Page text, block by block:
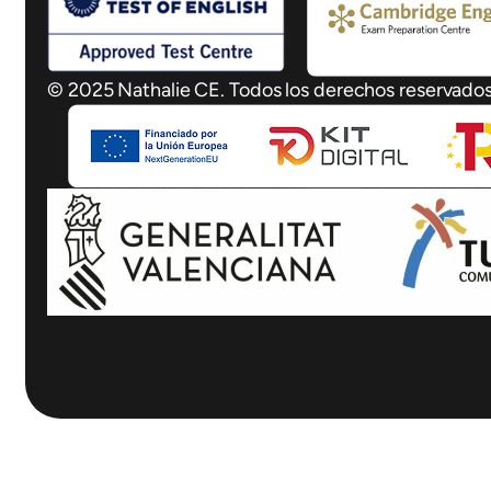
© 2025 Nathalie CE. Todos los derechos